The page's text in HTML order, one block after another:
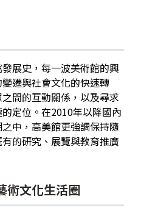
展史，每一波美術館的興
遷與社會文化的快速轉
間的互動關係，以及尋求
定位。在2010年以降國內
中，高美館更強調保持隨
的研究、展覽與教育推廣
術文化生活圈